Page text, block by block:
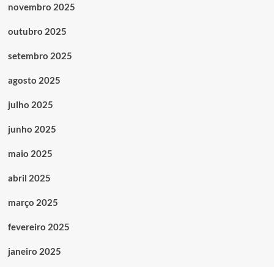
novembro 2025
outubro 2025
setembro 2025
agosto 2025
julho 2025
junho 2025
maio 2025
abril 2025
março 2025
fevereiro 2025
janeiro 2025